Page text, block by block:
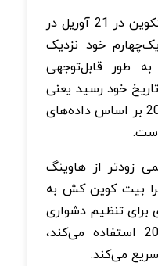
با این‌ وجود، در حالی که بیتکوین در 21 آوریل در
یک‌چهارم خود نزدیک
طور قابل‌توجهی
خود رسید یعنی
4,355 دلار که در دسامبر 2017 بر اساس داده‌های
زودتر از هاوینگ
بیت کوین‌ کش به
برای تنظیم دشواری
استخراج خود در سال 2017 استفاده می‌کند،
می‌کند.